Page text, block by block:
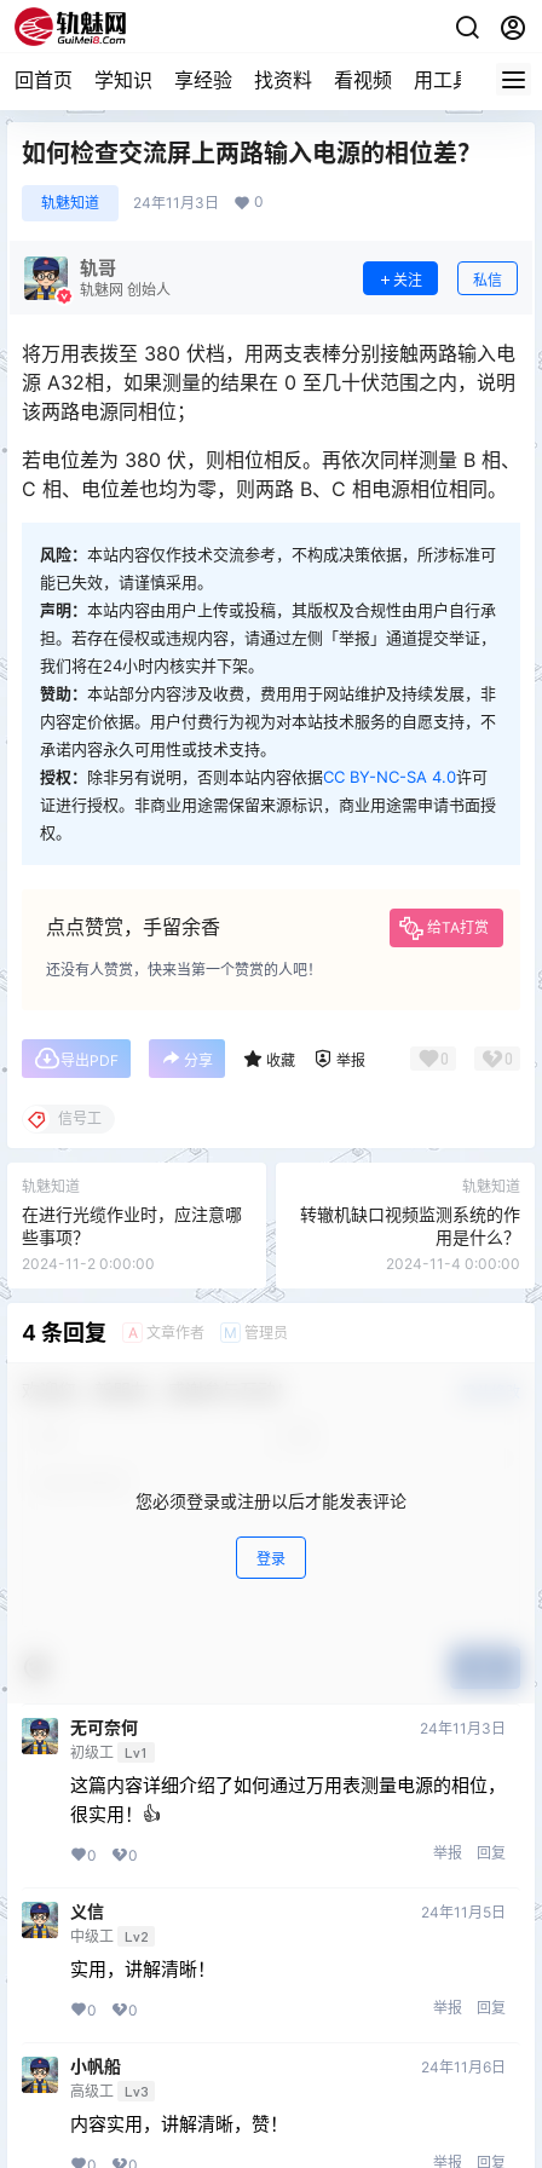
回首页 学知识 享经验 找资料 看视频 用工具 论技
如何检查交流屏上两路输入电源的相位差？
轨魅知道 24年11月3日 0
轨哥
轨魅网 创始人
关注 私信
将万用表拨至 380 伏档，用两支表棒分别接触两路输入电
源 A32相，如果测量的结果在 0 至几十伏范围之内，说明
该两路电源同相位；
若电位差为 380 伏，则相位相反。再依次同样测量 B 相、
C 相、电位差也均为零，则两路 B、C 相电源相位相同。
风险： 本站内容仅作技术交流参考，不构成决策依据，所涉标准可
能已失效，请谨慎采用。
声明： 本站内容由用户上传或投稿，其版权及合规性由用户自行承
担。若存在侵权或违规内容，请通过左侧「举报」通道提交举证，
我们将在24小时内核实并下架。
赞助： 本站部分内容涉及收费，费用用于网站维护及持续发展，非
内容定价依据。用户付费行为视为对本站技术服务的自愿支持，不
承诺内容永久可用性或技术支持。
授权： 除非另有说明，否则本站内容依据CC BY-NC-SA 4.0许可
证进行授权。非商业用途需保留来源标识，商业用途需申请书面授
权。
点点赞赏，手留余香 给TA打赏
还没有人赞赏，快来当第一个赞赏的人吧！
导出PDF 分享 收藏 举报 0 0
信号工
轨魅知道
在进行光缆作业时，应注意哪
些事项？
2024-11-2 0:00:00
轨魅知道
转辙机缺口视频监测系统的作
用是什么？
2024-11-4 0:00:00
4 条回复 A 文章作者 M 管理员
您必须登录或注册以后才能发表评论
登录
无可奈何
初级工 Lv1
24年11月3日
这篇内容详细介绍了如何通过万用表测量电源的相位，
很实用！👍
0 0 举报 回复
义信
中级工 Lv2
24年11月5日
实用，讲解清晰！
0 0 举报 回复
小帆船
高级工 Lv3
24年11月6日
内容实用，讲解清晰，赞！
0 0 举报 回复